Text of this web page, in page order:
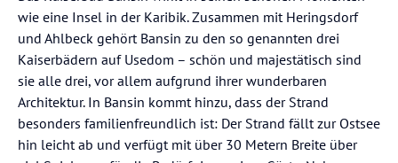
wie eine Insel in der Karibik. Zusammen mit Heringsdorf
und Ahlbeck gehört Bansin zu den so genannten drei
Kaiserbädern auf Usedom – schön und majestätisch sind
sie alle drei, vor allem aufgrund ihrer wunderbaren
Architektur. In Bansin kommt hinzu, dass der Strand
besonders familienfreundlich ist: Der Strand fällt zur Ostsee
hin leicht ab und verfügt mit über 30 Metern Breite über